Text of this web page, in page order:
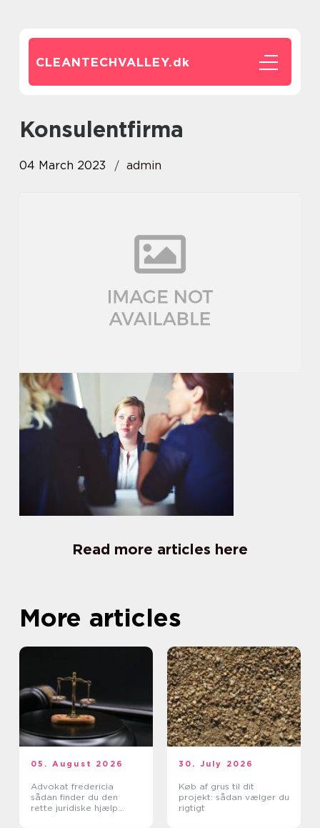
CLEANTECHVALLEY.dk
konsulentfirma
04 March 2023 admin
Read more articles here
More articles
05. August 2026
Advokat fredericia
sådan finder du den
rette juridiske hjælp
30. July 2026
Køb af grus til dit
projekt: sådan vælger du
rigtigt